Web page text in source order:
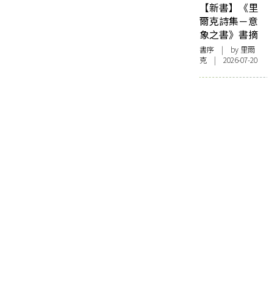
【新書】《里
爾克詩集－意
象之書》書摘
書序 | by 里爾
克 | 2026-07-20